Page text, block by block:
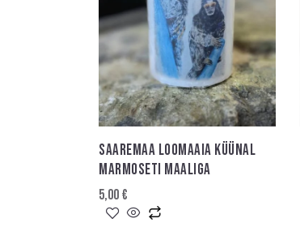
SAAREMAA LOOMAAIA KÜÜNAL
MARMOSETI MAALIGA
5,00€